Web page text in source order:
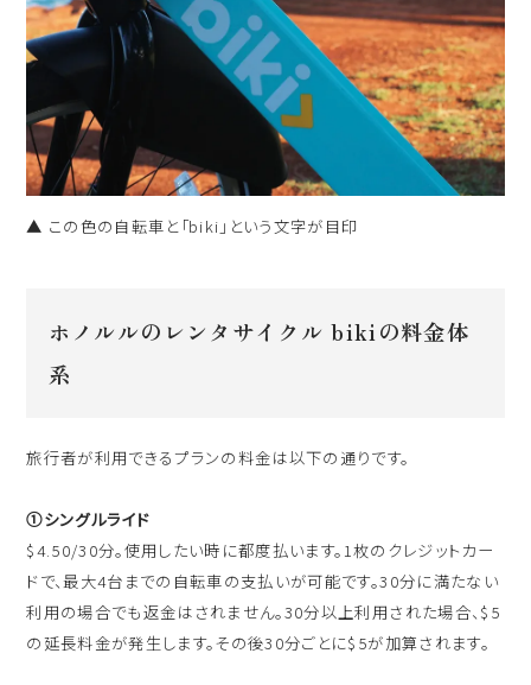
▲ この色の自転車と「biki」という文字が目印
ホノルルのレンタサイクル bikiの料金体
系
旅行者が利用できるプランの料金は以下の通りです。
①シングルライド
$4.50/30分。使用したい時に都度払います。1枚のクレジットカー
ドで、最大4台までの自転車の支払いが可能です。30分に満たない
利用の場合でも返金はされません。30分以上利用された場合、$5
の延長料金が発生します。その後30分ごとに$5が加算されます。